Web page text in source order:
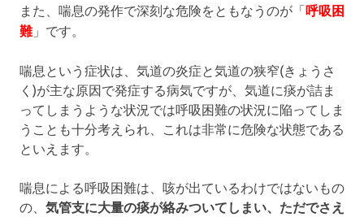
また、喘息の発作で深刻な危険をともなうのが「呼吸困
難」です。
喘息という症状は、気道の炎症と気道の狭窄(きょうさ
く)が主な原因で発症する病気ですが、気道に痰が詰ま
ってしまうような状況では呼吸困難の状況に陥ってしま
うことも十分考えられ、これは非常に危険な状態である
といえます。
喘息による呼吸困難は、咳が出ているわけではないもの
の、 気管支に大量の痰が絡みついてしまい、ただでさえ